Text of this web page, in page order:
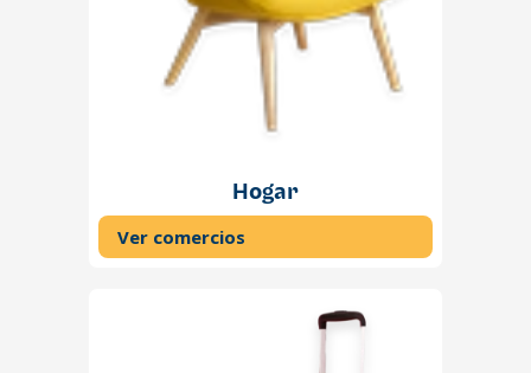
Hogar
Ver comercios